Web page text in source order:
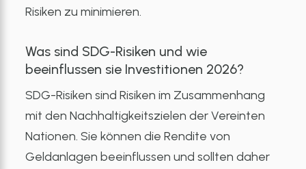
Risiken zu minimieren.
Was sind SDG-Risiken und wie
beeinflussen sie Investitionen 2026?
SDG-Risiken sind Risiken im Zusammenhang
mit den Nachhaltigkeitszielen der Vereinten
Nationen. Sie können die Rendite von
Geldanlagen beeinflussen und sollten daher